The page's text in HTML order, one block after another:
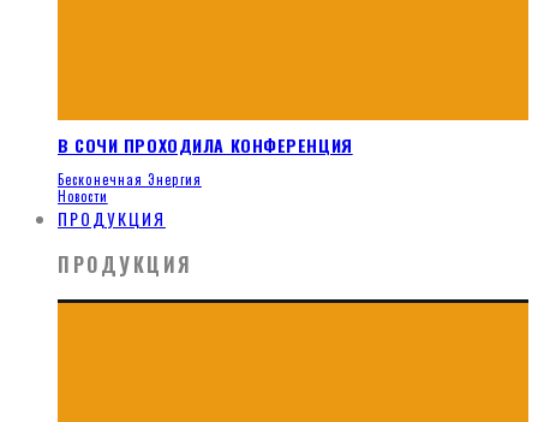
В СОЧИ ПРОХОДИЛА КОНФЕРЕНЦИЯ
Бесконечная Энергия
Новости
ПРОДУКЦИЯ
ПРОДУКЦИЯ